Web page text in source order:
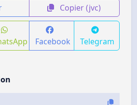
Copier (jvc)
Facebook Telegram